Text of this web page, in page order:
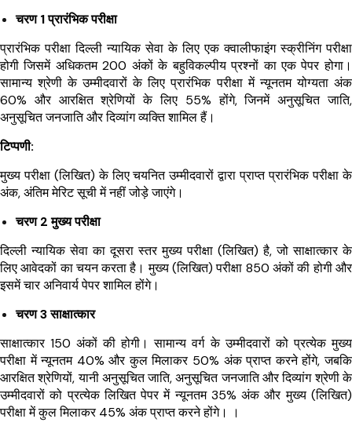
चरण 1 प्रारंभिक परीक्षा
प्रारंभिक परीक्षा दिल्ली न्यायिक सेवा के लिए एक क्वालीफाइंग स्क्रीनिंग परीक्षा
होगी जिसमें अधिकतम 200 अंकों के बहुविकल्पीय प्रश्नों का एक पेपर होगा।
सामान्य श्रेणी के उम्मीदवारों के लिए प्रारंभिक परीक्षा में न्यूनतम योग्यता अंक
60% और आरक्षित श्रेणियों के लिए 55% होंगे, जिनमें अनुसूचित जाति,
अनुसूचित जनजाति और दिव्यांग व्यक्ति शामिल हैं।
टिप्पणी:
मुख्य परीक्षा (लिखित) के लिए चयनित उम्मीदवारों द्वारा प्राप्त प्रारंभिक परीक्षा के
अंक, अंतिम मेरिट सूची में नहीं जोड़े जाएंगे।
चरण 2 मुख्य परीक्षा
दिल्ली न्यायिक सेवा का दूसरा स्तर मुख्य परीक्षा (लिखित) है, जो साक्षात्कार के
लिए आवेदकों का चयन करता है। मुख्य (लिखित) परीक्षा 850 अंकों की होगी और
इसमें चार अनिवार्य पेपर शामिल होंगे।
चरण 3 साक्षात्कार
साक्षात्कार 150 अंकों की होगी। सामान्य वर्ग के उम्मीदवारों को प्रत्येक मुख्य
परीक्षा में न्यूनतम 40% और कुल मिलाकर 50% अंक प्राप्त करने होंगे, जबकि
आरक्षित श्रेणियों, यानी अनुसूचित जाति, अनुसूचित जनजाति और दिव्यांग श्रेणी के
उम्मीदवारों को प्रत्येक लिखित पेपर में न्यूनतम 35% अंक और मुख्य (लिखित)
परीक्षा में कुल मिलाकर 45% अंक प्राप्त करने होंगे। ।